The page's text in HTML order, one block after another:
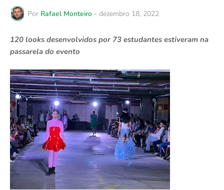
Por Rafael Monteiro - dezembro 18, 2022
120 looks desenvolvidos por 73 estudantes estiveram na
passarela do evento